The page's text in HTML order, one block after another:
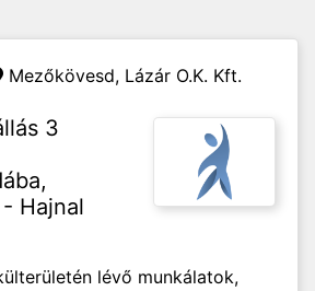
Mezőkövesd, Lázár O.K. Kft.
3
Hajnal
lévő munkálatok,